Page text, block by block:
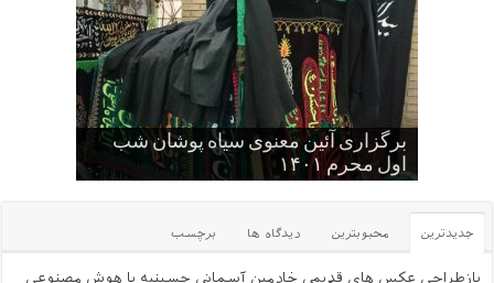
برگزاری آئین معنوی سیاه پوشان شب
اول محرم ۱۴۰۱
عکس یادگاری سالهای قدیم -۱
یک عکس از قدیم های دور
گلچین کلیپ های سایت
کودکان , نوجوانان و جوانان عاشورایی
حسینیه
جدیدترین محبوبترین دیدگاه ها برچسب